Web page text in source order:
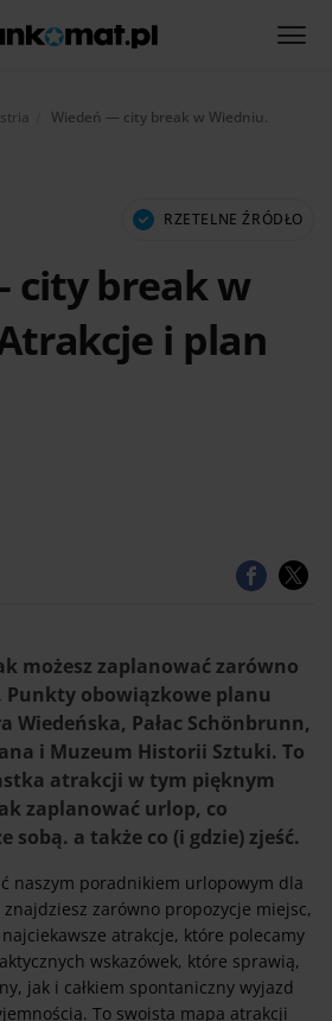
Aktualnie:
Wiedeń — city break w Wiedniu.
RZETELNE ŹRÓDŁO
city break w
i plan
możesz zaplanować zarówno
Punkty obowiązkowe planu
Wiedeńska, Pałac Schönbrunn,
i Muzeum Historii Sztuki. To
atrakcji w tym pięknym
zaplanować urlop, co
sobą. a także co (i gdzie) zjeść.
naszym poradnikiem urlopowym dla
zarówno propozycje miejsc,
atrakcje, które polecamy
wskazówek, które sprawią,
jak i całkiem spontaniczny wyjazd
To swoista mapa atrakcji